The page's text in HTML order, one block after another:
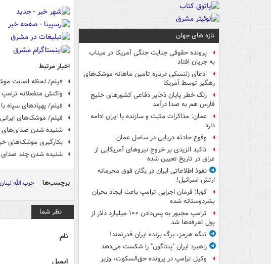
تازه های جهان
پرونده حقوقی جنایت جنگی آمریکا در میناب
به جریان افتاد
ادعای زلنسکی درباره تامین ماهانه موشک‌های
رهگیر توسط آمریکا
زنگ خطر پایان ذخایر دفاعی کشورهای خلیج
فارس هم به صدا درآمد
عمان: مذاکرات مثبت و سازنده با ایران ادامه
دارد
وقوع حادثه دریایی در ساحل عمان
تاکید الزیدی بر خروج نیروهای آمریکایی از
عراق در تاریخ تعیین شده
نفوذ اطلاعاتی ایران در یگان فوق محرمانه
ارتش اسرائیل!
کوبا: فرمان اجرایی ترامپ باعث ایجاد بحران
بشردوستانه شده
ترامپ مجبور به پس‌دادن ۱۰۰ میلیارد دلار از
پول تعرفه‌ها شد
تنگه هرمز، برگ برنده ایران قدرتمند!
راهبرد ایران "پنتاگون" را شکست می‌دهد
وکیل ترامپ در پرونده حق‌السکوت، وزیر
اخبار مرتبط
فیلم/ لحظه اصابت
واکنش منفعلانه
فیلم/ پهپادهای سپاه
فیلم/ موشک‌های
شنیده شدن صدای‌های
بکارگیری موشک‌های
شنیده شدن چند صدای
برچسب‌ها حزب الله لبنان
نظر شما
نام
ایمیل